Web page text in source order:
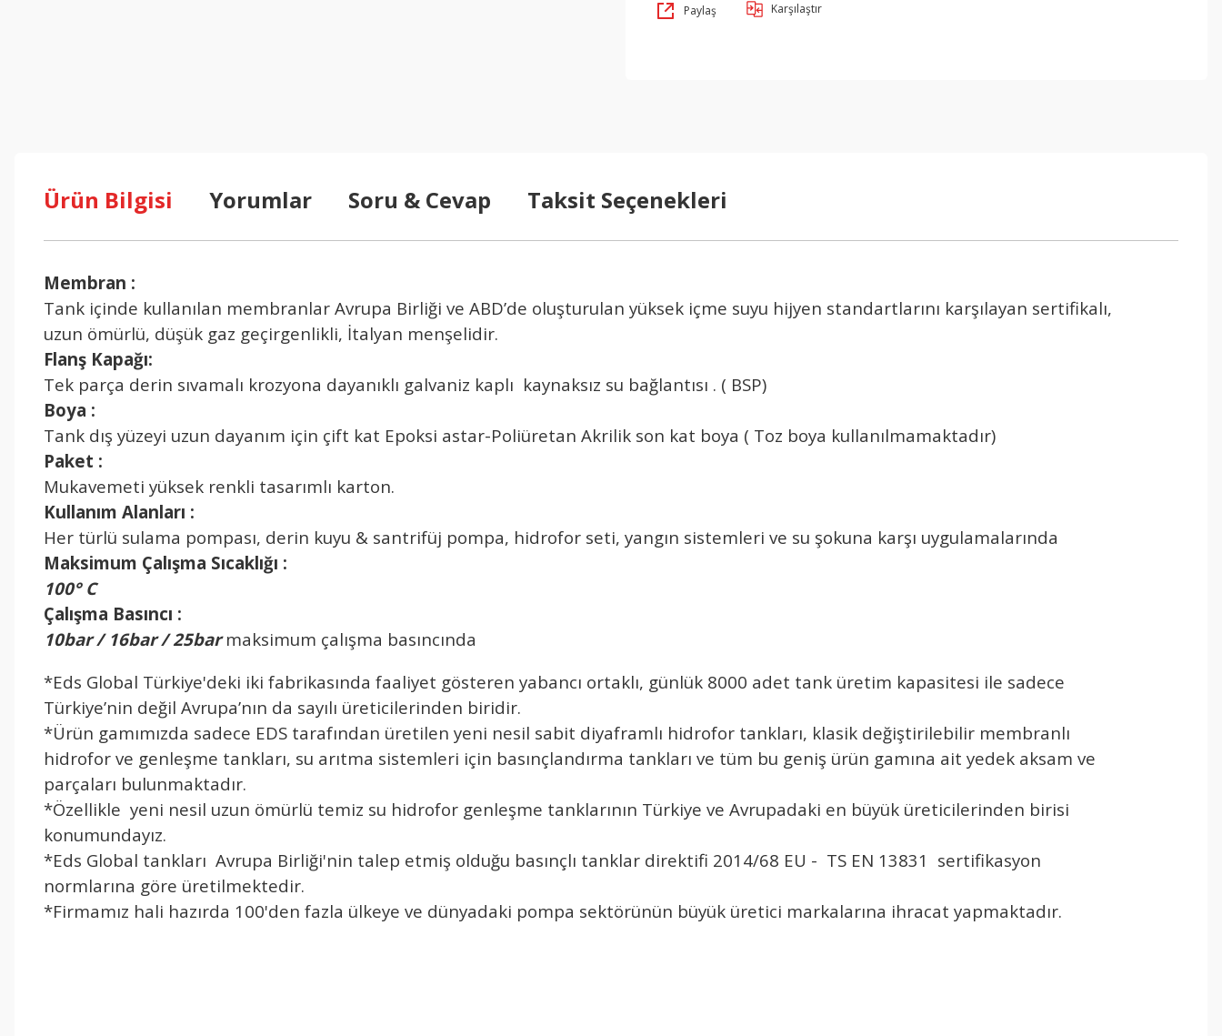
Paylaş Karşılaştır
Ürün Bilgisi Yorumlar Soru & Cevap Taksit Seçenekleri
Membran :
Tank içinde kullanılan membranlar Avrupa Birliği ve ABD’de oluşturulan yüksek içme suyu hijyen standartlarını karşılayan sertifikalı,
uzun ömürlü, düşük gaz geçirgenlikli, İtalyan menşelidir.
Flanş Kapağı:
Tek parça derin sıvamalı krozyona dayanıklı galvaniz kaplı kaynaksız su bağlantısı . ( BSP)
Boya :
Tank dış yüzeyi uzun dayanım için çift kat Epoksi astar-Poliüretan Akrilik son kat boya ( Toz boya kullanılmamaktadır)
Paket :
Mukavemeti yüksek renkli tasarımlı karton.
Kullanım Alanları :
Her türlü sulama pompası, derin kuyu & santrifüj pompa, hidrofor seti, yangın sistemleri ve su şokuna karşı uygulamalarında
Maksimum Çalışma Sıcaklığı :
100° C
Çalışma Basıncı :
10bar / 16bar / 25barmaksimum çalışma basıncında
*Eds Global Türkiye'deki iki fabrikasında faaliyet gösteren yabancı ortaklı, günlük 8000 adet tank üretim kapasitesi ile sadece
Türkiye’nin değil Avrupa’nın da sayılı üreticilerinden biridir.
*Ürün gamımızda sadece EDS tarafından üretilen yeni nesil sabit diyaframlı hidrofor tankları, klasik değiştirilebilir membranlı
hidrofor ve genleşme tankları, su arıtma sistemleri için basınçlandırma tankları ve tüm bu geniş ürün gamına ait yedek aksam ve
parçaları bulunmaktadır.
*Özellikle yeni nesil uzun ömürlü temiz su hidrofor genleşme tanklarının Türkiye ve Avrupadaki en büyük üreticilerinden birisi
konumundayız.
*Eds Global tankları Avrupa Birliği'nin talep etmiş olduğu basınçlı tanklar direktifi 2014/68 EU - TS EN 13831 sertifikasyon
normlarına göre üretilmektedir.
*Firmamız hali hazırda 100'den fazla ülkeye ve dünyadaki pompa sektörünün büyük üretici markalarına ihracat yapmaktadır.